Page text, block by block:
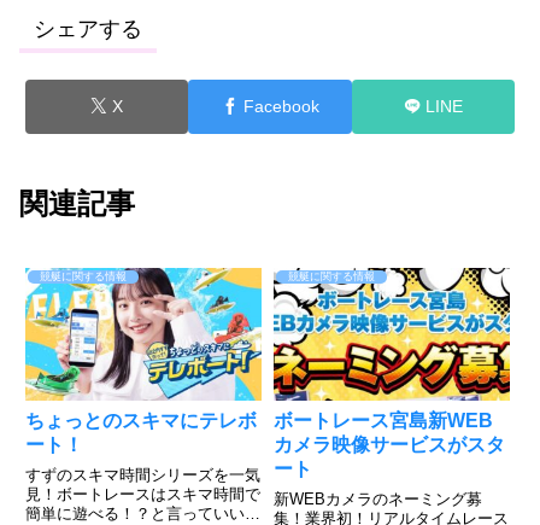
シェアする
X Facebook LINE
関連記事
競艇に関する情報
ちょっとのスキマにテレボ
ート！
すずのスキマ時間シリーズを一気
見！ボートレースはスキマ時間で
簡単に遊べる！？と言っていいの
競艇に関する情報
ボートレース宮島新WEB
カメラ映像サービスがスタ
ート
新WEBカメラのネーミング募
集！業界初！リアルタイムレース